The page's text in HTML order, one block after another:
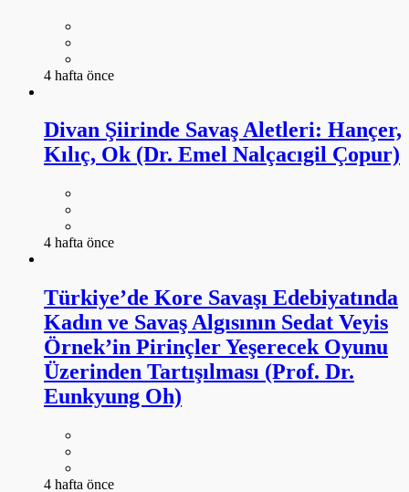
4 hafta önce
Divan Şiirinde Savaş Aletleri: Hançer,
Kılıç, Ok (Dr. Emel Nalçacıgil Çopur)
4 hafta önce
Türkiye’de Kore Savaşı Edebiyatında
Kadın ve Savaş Algısının Sedat Veyis
Örnek’in Pirinçler Yeşerecek Oyunu
Üzerinden Tartışılması (Prof. Dr.
Eunkyung Oh)
4 hafta önce